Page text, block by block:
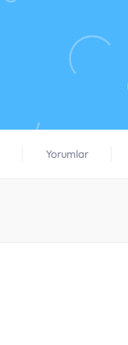
Yorumlar